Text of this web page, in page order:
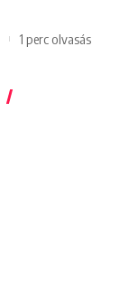
1 perc olvasás